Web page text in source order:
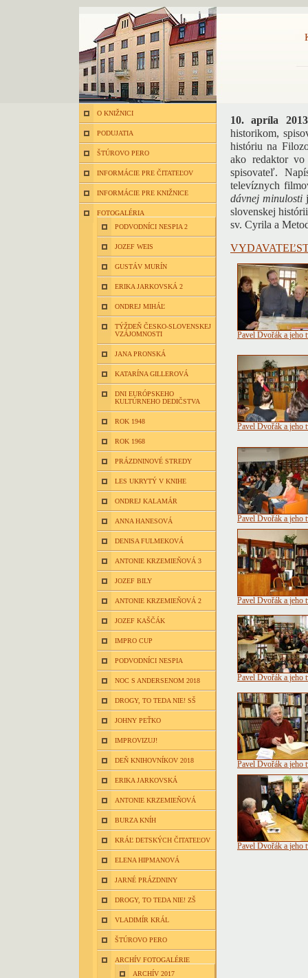
O KNIŽNICI
PODUJATIA
ŠTÚROVO PERO
INFORMÁCIE PRE ČITATEĽOV
INFORMÁCIE PRE KNIŽNICE
FOTOGALÉRIA
PODVODNÍCI NESPIA 2
JOZEF WEIS
GUSTÁV MURÍN
ERIKA JARKOVSKÁ 2
ONDREJ MIHÁĽ
TÝŽDEŇ ČESKO-SLOVENSKEJ
VZÁJOMNOSTI
JANA PRONSKÁ
KATARÍNA GILLEROVÁ
DNI EURÓPSKEHO
KULTÚRNEHO DEDIČSTVA
ROK 1948
ROK 1968
PRÁZDNINOVÉ STREDY
LES UKRYTÝ V KNIHE
ONDREJ KALAMÁR
ANNA HANESOVÁ
DENISA FULMEKOVÁ
ANTONIE KRZEMIEŇOVÁ 3
JOZEF BILY
ANTONIE KRZEMIEŇOVÁ 2
JOZEF KAŠČÁK
IMPRO CUP
PODVODNÍCI NESPIA
NOC S ANDERSENOM 2018
DROGY, TO TEDA NIE! SŠ
JOHNY PEŤKO
IMPROVIZUJ!
DEŇ KNIHOVNÍKOV 2018
ERIKA JARKOVSKÁ
ANTONIE KRZEMIEŇOVÁ
BURZA KNÍH
KRÁĽ DETSKÝCH ČITATEĽOV
ELENA HIPMANOVÁ
JARNÉ PRÁZDNINY
DROGY, TO TEDA NIE! ZŠ
VLADIMÍR KRÁL
ŠTÚROVO PERO
ARCHÍV FOTOGALÉRIE
ARCHÍV 2017
10. apríla 2013
historikom,
históriu na
ako redaktor
spisovateľ.
televíznych
dávnej minulosti
slovenskej
sv. Cyrila a
Pavel Dvořák a jeho
Pavel Dvořák a jeho
Pavel Dvořák a jeho
Pavel Dvořák a jeho
Pavel Dvořák a jeho
Pavel Dvořák a jeho
Pavel Dvořák a jeho